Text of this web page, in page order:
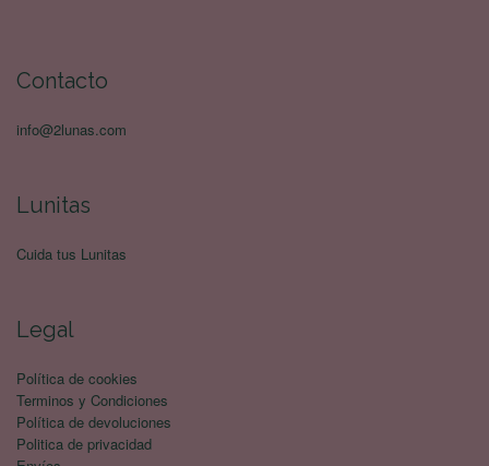
Contacto
info@2lunas.com
Lunitas
Cuida tus Lunitas
Legal
Política de cookies
Terminos y Condiciones
Política de devoluciones
Politica de privacidad